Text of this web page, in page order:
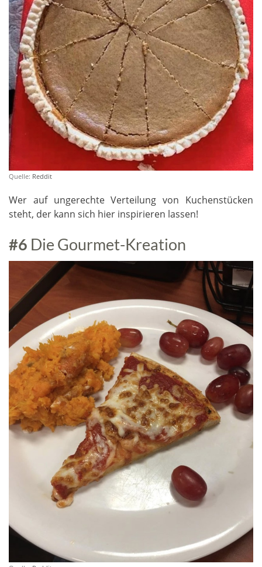
Quelle: Reddit
Wer auf ungerechte Verteilung von Kuchenstücken
steht, der kann sich hier inspirieren lassen!
#6 Die Gourmet-Kreation